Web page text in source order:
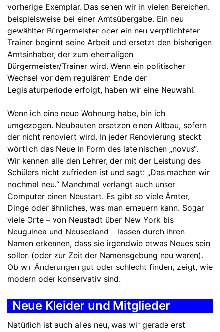
vorherige Exemplar. Das sehen wir in vielen Bereichen.
beispielsweise bei einer Amtsübergabe. Ein neu
gewählter Bürgermeister oder ein neu verpflichteter
Trainer beginnt seine Arbeit und ersetzt den bisherigen
Amtsinhaber, der zum ehemaligen
Bürgermeister/Trainer wird. Wenn ein politischer
Wechsel vor dem regulärem Ende der
Legislaturperiode erfolgt, haben wir eine Neuwahl.
Wenn ich eine neue Wohnung habe, bin ich
umgezogen. Neubauten ersetzen einen Altbau, sofern
der nicht renoviert wird. In jeder Renovierung steckt
wörtlich das Neue in Form des lateinischen „novus“.
Wir kennen alle den Lehrer, der mit der Leistung des
Schülers nicht zufrieden ist und sagt: „Das machen wir
nochmal neu.“ Manchmal verlangt auch unser
Computer einen Neustart. Es gibt so viele Ämter,
Dinge oder ähnliches, was man erneuern kann. Sogar
viele Orte – von Neustadt über New York bis
Neuguinea und Neuseeland – lassen durch ihren
Namen erkennen, dass sie irgendwie etwas Neues sein
sollen (oder zur Zeit der Namensgebung neu waren).
Ob wir Änderungen gut oder schlecht finden, zeigt, wie
modern oder konservativ sind.
Neue Kleider und Mitglieder
Natürlich ist auch alles neu, was wir gerade erst